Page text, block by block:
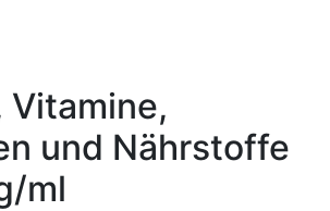
Vitamine,
und Nährstoffe
ml